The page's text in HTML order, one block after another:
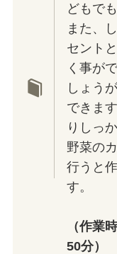
どもで
また、
セント
く事が
しょう
できま
りしっ
野菜の
行うと
す。
（作業
50分）